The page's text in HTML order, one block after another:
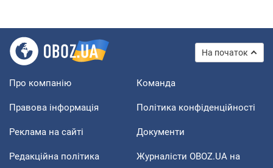
На початок
Про компанію Команда
Правова інформація Політика конфіденційності
Реклама на сайті Документи
Редакційна політика
Журналісти OBOZ.UA на